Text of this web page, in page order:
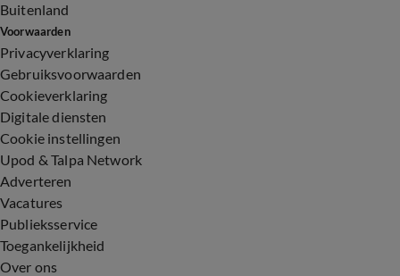
Buitenland
Voorwaarden
Privacyverklaring
Gebruiksvoorwaarden
Cookieverklaring
Digitale diensten
Cookie instellingen
Upod & Talpa Network
Adverteren
Vacatures
Publieksservice
Toegankelijkheid
Over ons